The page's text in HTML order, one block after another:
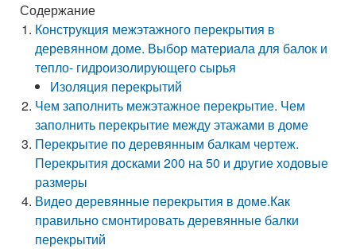
Содержание
Конструкция межэтажного перекрытия в
деревянном доме. Выбор материала для балок и
тепло- гидроизолирующего сырья
Изоляция перекрытий
Чем заполнить межэтажное перекрытие. Чем
заполнить перекрытие между этажами в доме
Перекрытие по деревянным балкам чертеж.
Перекрытия досками 200 на 50 и другие ходовые
размеры
Видео деревянные перекрытия в доме.Как
правильно смонтировать деревянные балки
перекрытий